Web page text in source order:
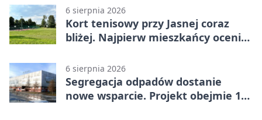
6 sierpnia 2026
Kort tenisowy przy Jasnej coraz
bliżej. Najpierw mieszkańcy ocenią
6 sierpnia 2026
Segregacja odpadów dostanie
nowe wsparcie. Projekt obejmie 15